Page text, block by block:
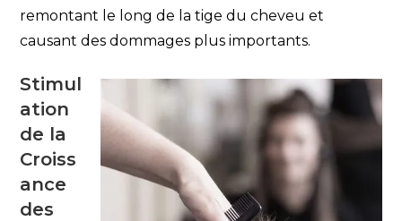
remontant le long de la tige du cheveu et
causant des dommages plus importants.
Stimul
ation
de la
Croiss
ance
des